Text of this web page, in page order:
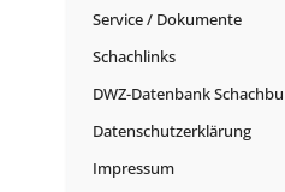
Service / Dokumente
Schachlinks
DWZ-Datenbank
Datenschutzerklärung
Impressum